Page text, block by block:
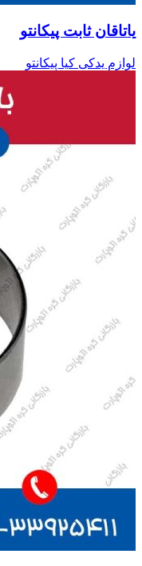
یاتاقان ثابت پیکانتو
لوازم یدکی کیا پیکانتو